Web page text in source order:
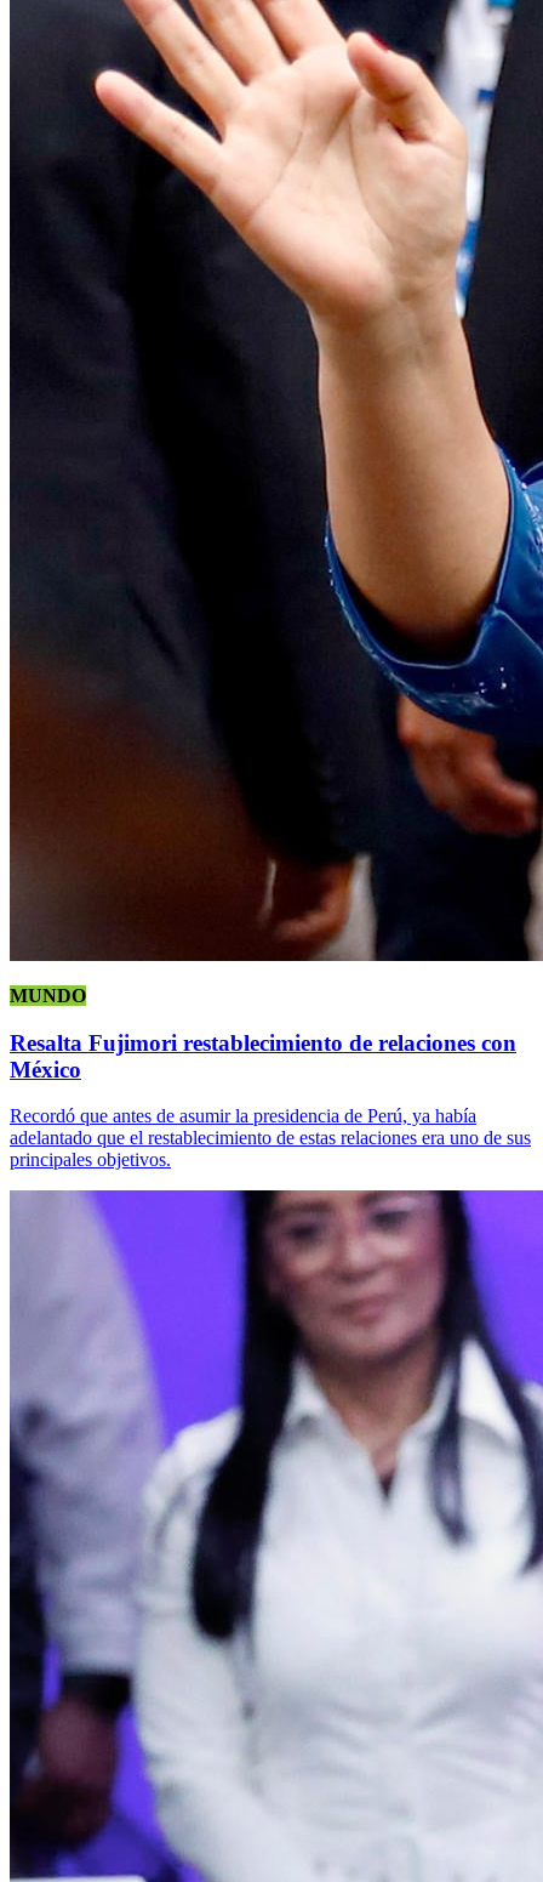
MUNDO
Resalta Fujimori restablecimiento de relaciones con
México
Recordó que antes de asumir la presidencia de Perú, ya había
adelantado que el restablecimiento de estas relaciones era uno de sus
principales objetivos.